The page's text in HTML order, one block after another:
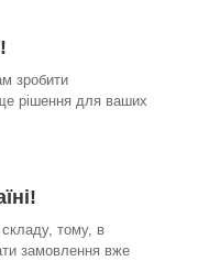
зробити
рішення для ваших
складу, тому, в
замовлення вже